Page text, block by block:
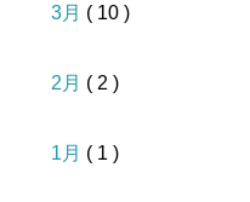
3月 ( 10 )
2月 ( 2 )
1月 ( 1 )